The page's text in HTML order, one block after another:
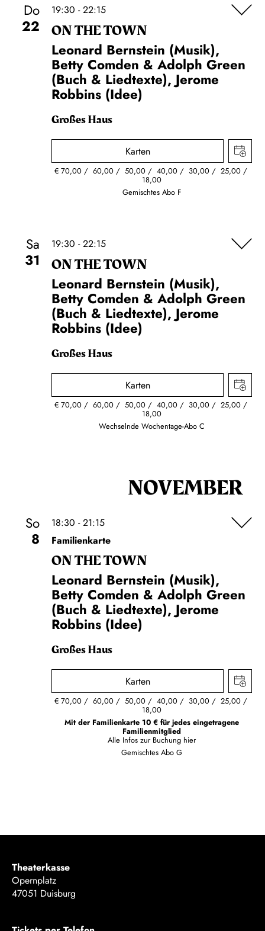
Do
22
19:30 - 22:15
ON THE TOWN
Leonard Bernstein (Musik),
Betty Comden & Adolph Green
(Buch & Liedtexte), Jerome
Robbins (Idee)
Großes Haus
Karten
€ 70,00 60,00 50,00 40,00 30,00 25,00
18,00
Gemischtes Abo F
Sa
31
19:30 - 22:15
ON THE TOWN
Leonard Bernstein (Musik),
Betty Comden & Adolph Green
(Buch & Liedtexte), Jerome
Robbins (Idee)
Großes Haus
Karten
€ 70,00 60,00 50,00 40,00 30,00 25,00
18,00
Wechselnde Wochentage-Abo C
NOVEMBER
So
8
18:30 - 21:15
Familienkarte
ON THE TOWN
Leonard Bernstein (Musik),
Betty Comden & Adolph Green
(Buch & Liedtexte), Jerome
Robbins (Idee)
Großes Haus
Karten
€ 70,00 60,00 50,00 40,00 30,00 25,00
18,00
Mit der Familienkarte 10 € für jedes eingetragene
Familienmitglied
Alle Infos zur Buchung hier
Gemischtes Abo G
Theaterkasse
Opernplatz
47051 Duisburg